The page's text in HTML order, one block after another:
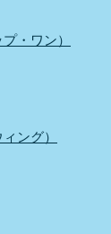
・ワン）
ィング）